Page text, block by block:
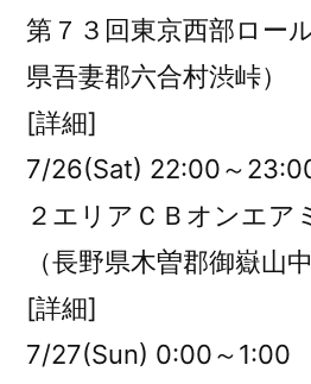
第７３回東京西部ロー
県吾妻郡六合村渋峠）
[詳細]
7/26(Sat) 22:00～
２エリアＣＢオンエア
（長野県木曽郡御嶽山中
[詳細]
7/27(Sun) 0:00～1:00